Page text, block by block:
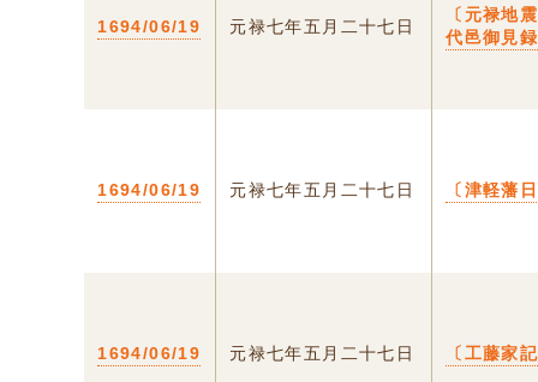
1694/06/19 元禄七年五月二十七日
〔元禄地
代邑御見録
1694/06/19 元禄七年五月二十七日 〔津軽藩
1694/06/19 元禄七年五月二十七日 〔工藤家